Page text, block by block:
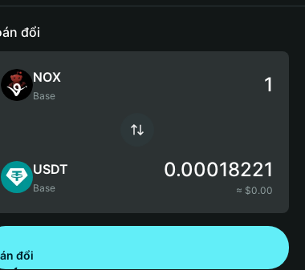
đổi
NOX
Base
USDT
Base
0.00018221
≈ $0.00
đổi